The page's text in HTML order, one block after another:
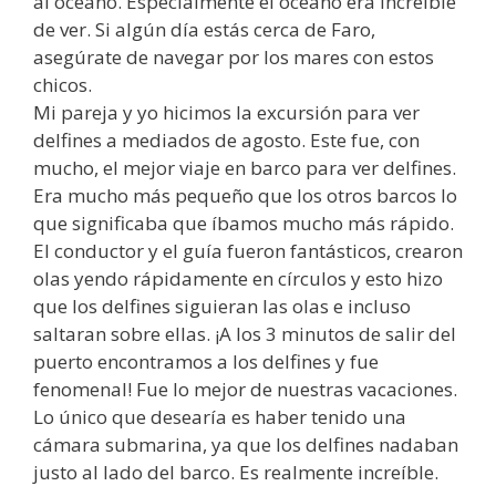
de ver. Si algún día estás cerca de Faro,
asegúrate de navegar por los mares con estos
chicos.
Mi pareja y yo hicimos la excursión para ver
delfines a mediados de agosto. Este fue, con
mucho, el mejor viaje en barco para ver delfines.
Era mucho más pequeño que los otros barcos lo
que significaba que íbamos mucho más rápido.
El conductor y el guía fueron fantásticos, crearon
olas yendo rápidamente en círculos y esto hizo
que los delfines siguieran las olas e incluso
saltaran sobre ellas. ¡A los 3 minutos de salir del
puerto encontramos a los delfines y fue
fenomenal! Fue lo mejor de nuestras vacaciones.
Lo único que desearía es haber tenido una
cámara submarina, ya que los delfines nadaban
justo al lado del barco. Es realmente increíble.